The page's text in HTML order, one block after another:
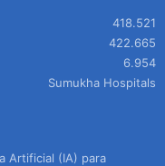
418.521
422.665
6.954
Sumukha Hospitals
Artificial (IA) para